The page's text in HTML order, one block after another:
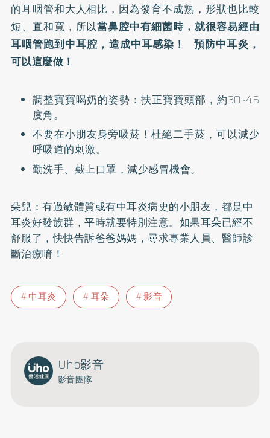
的耳咽管和大人相比，因為發育不成熟，形狀也比較
短、直和寬，所以當鼻腔中有細菌時，就很容易經由
耳咽管跑到中耳腔，造成中耳感染！
預防中耳炎，
可以這麼做！
調整寶寶喝奶的姿勢：扶正寶寶頭部，約30~45
度角。
不要在小朋友身旁吸菸！杜絕二手菸，可以減少
呼吸道的刺激。
勤洗手、戴上口罩，減少感冒機會。
朵兒：有過敏體質或有中耳炎病史的小朋友，都是中
耳炎好發族群，平時就要特別注意。如果耳朵已經不
舒服了，快快告訴爸爸媽媽，尋求專業人員、醫師診
斷治療唷！
中耳炎 耳朵 影音
Uho影音
影音團隊